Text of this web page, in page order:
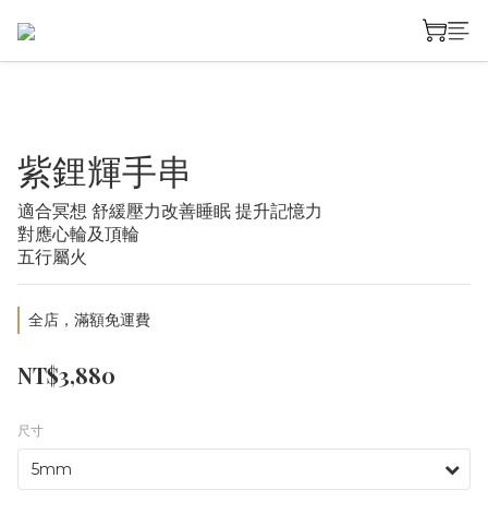
紫鋰輝手串
適合冥想 舒緩壓力改善睡眠 提升記憶力
對應心輪及頂輪
五行屬火
全店，滿額免運費
NT$3,880
尺寸